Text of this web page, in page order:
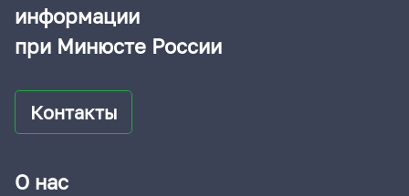
информации
при Минюсте России
Контакты
О нас